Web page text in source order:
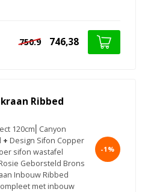
750.9 746,38
Ribbed
120cm⎢Canyon
+ Design Sifon Copper
sifon wastafel
Geborsteld Brons
Inbouw Ribbed
met inbouw
-1%